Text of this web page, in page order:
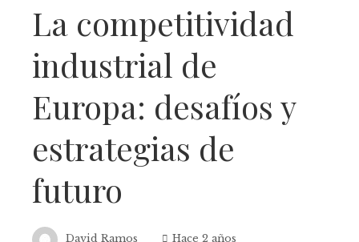
La competitividad
industrial de
Europa: desafíos y
estrategias de
futuro
David Ramos Hace 2 años